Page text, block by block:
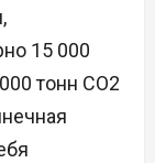
15 000
тонн CO2